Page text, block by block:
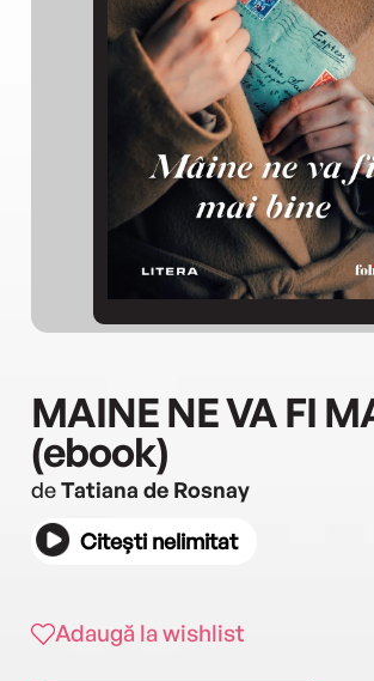
MAINE NE VA FI
(ebook)
deTatiana de Rosnay
Citești nelimitat
Adaugă la wishlist